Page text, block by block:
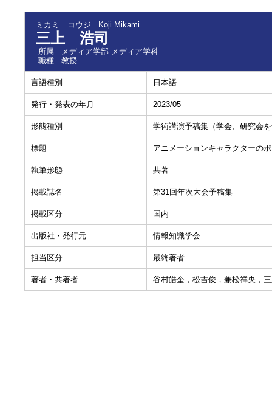
ミカミ コウジ Koji Mikami
三上 浩司
所属
メディア学部 メディア学科
職種
教授
言語種別 日本語
発行・発表の年月 2023/05
形態種別 学術講演予稿集（学会、研究会
標題 アニメーションキャラクターの
執筆形態 共著
掲載誌名 第31回年次大会予稿集
掲載区分 国内
出版社・発行元 情報知識学会
担当区分 最終著者
著者・共著者 谷村皓奎，松吉俊，兼松祥央，